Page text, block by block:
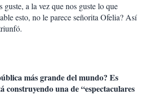
guste, a la vez que nos guste lo que
esto, no le parece señorita Ofelia? Así
más grande del mundo? Es
construyendo una de “espectaculares